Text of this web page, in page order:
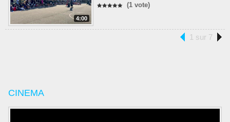
4:00
(1 vote)
1 sur 7
CINEMA